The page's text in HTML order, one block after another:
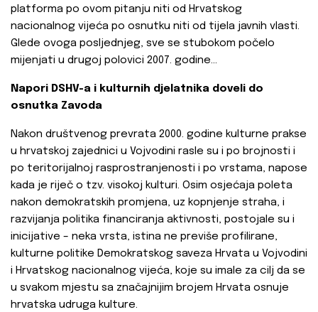
platforma po ovom pitanju niti od Hrvatskog
nacionalnog vijeća po osnutku niti od tijela javnih vlasti.
Glede ovoga posljednjeg, sve se stubokom počelo
mijenjati u drugoj polovici 2007. godine…
Napori DSHV-a i kulturnih djelatnika doveli do
osnutka Zavoda
Nakon društvenog prevrata 2000. godine kulturne prakse
u hrvatskoj zajednici u Vojvodini rasle su i po brojnosti i
po teritorijalnoj rasprostranjenosti i po vrstama, napose
kada je riječ o tzv. visokoj kulturi. Osim osjećaja poleta
nakon demokratskih promjena, uz kopnjenje straha, i
razvijanja politika financiranja aktivnosti, postojale su i
inicijative – neka vrsta, istina ne previše profilirane,
kulturne politike Demokratskog saveza Hrvata u Vojvodini
i Hrvatskog nacionalnog vijeća, koje su imale za cilj da se
u svakom mjestu sa značajnijim brojem Hrvata osnuje
hrvatska udruga kulture.